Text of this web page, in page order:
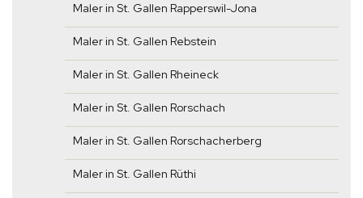
Maler in St. Gallen Rapperswil-Jona
Maler in St. Gallen Rebstein
Maler in St. Gallen Rheineck
Maler in St. Gallen Rorschach
Maler in St. Gallen Rorschacherberg
Maler in St. Gallen Rüthi